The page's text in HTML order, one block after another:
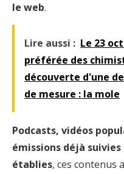
le web.
Lire aussi : Le 23
préférée des
découverte d'une
de mesure : la mole
Podcasts, vidéos
émissions déjà
établies, ces contenus